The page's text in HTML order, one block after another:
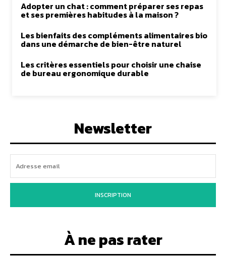
Adopter un chat : comment préparer ses repas
et ses premières habitudes à la maison ?
Les bienfaits des compléments alimentaires bio
dans une démarche de bien-être naturel
Les critères essentiels pour choisir une chaise
de bureau ergonomique durable
Newsletter
INSCRIPTION
À ne pas rater